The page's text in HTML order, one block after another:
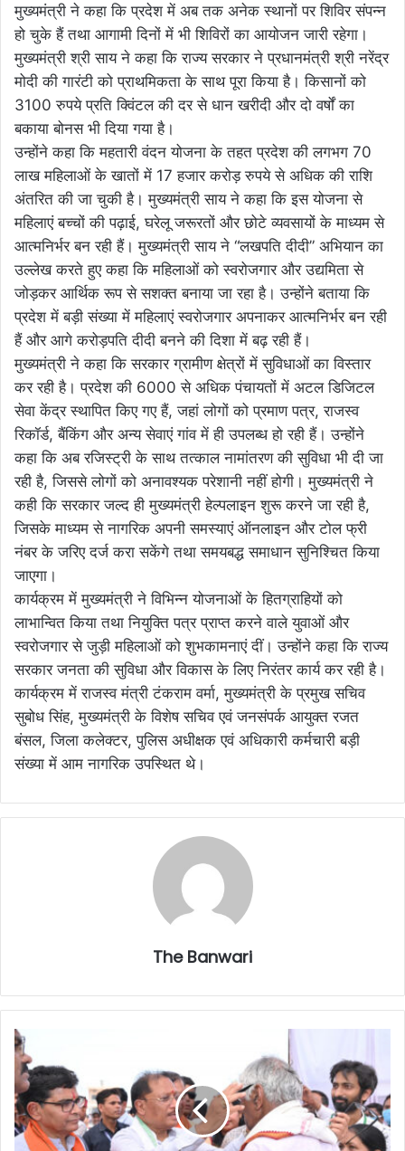
मुख्यमंत्री ने कहा कि प्रदेश में अब तक अनेक स्थानों पर शिविर संपन्न
हो चुके हैं तथा आगामी दिनों में भी शिविरों का आयोजन जारी रहेगा।
मुख्यमंत्री श्री साय ने कहा कि राज्य सरकार ने प्रधानमंत्री श्री नरेंद्र
मोदी की गारंटी को प्राथमिकता के साथ पूरा किया है। किसानों को
3100 रुपये प्रति क्विंटल की दर से धान खरीदी और दो वर्षों का
बकाया बोनस भी दिया गया है।
उन्होंने कहा कि महतारी वंदन योजना के तहत प्रदेश की लगभग 70
लाख महिलाओं के खातों में 17 हजार करोड़ रुपये से अधिक की राशि
अंतरित की जा चुकी है। मुख्यमंत्री साय ने कहा कि इस योजना से
महिलाएं बच्चों की पढ़ाई, घरेलू जरूरतों और छोटे व्यवसायों के माध्यम से
आत्मनिर्भर बन रही हैं। मुख्यमंत्री साय ने “लखपति दीदी” अभियान का
उल्लेख करते हुए कहा कि महिलाओं को स्वरोजगार और उद्यमिता से
जोड़कर आर्थिक रूप से सशक्त बनाया जा रहा है। उन्होंने बताया कि
प्रदेश में बड़ी संख्या में महिलाएं स्वरोजगार अपनाकर आत्मनिर्भर बन रही
हैं और आगे करोड़पति दीदी बनने की दिशा में बढ़ रही हैं।
मुख्यमंत्री ने कहा कि सरकार ग्रामीण क्षेत्रों में सुविधाओं का विस्तार
कर रही है। प्रदेश की 6000 से अधिक पंचायतों में अटल डिजिटल
सेवा केंद्र स्थापित किए गए हैं, जहां लोगों को प्रमाण पत्र, राजस्व
रिकॉर्ड, बैंकिंग और अन्य सेवाएं गांव में ही उपलब्ध हो रही हैं। उन्होंने
कहा कि अब रजिस्ट्री के साथ तत्काल नामांतरण की सुविधा भी दी जा
रही है, जिससे लोगों को अनावश्यक परेशानी नहीं होगी। मुख्यमंत्री ने
कही कि सरकार जल्द ही मुख्यमंत्री हेल्पलाइन शुरू करने जा रही है,
जिसके माध्यम से नागरिक अपनी समस्याएं ऑनलाइन और टोल फ्री
नंबर के जरिए दर्ज करा सकेंगे तथा समयबद्ध समाधान सुनिश्चित किया
जाएगा।
कार्यक्रम में मुख्यमंत्री ने विभिन्न योजनाओं के हितग्राहियों को
लाभान्वित किया तथा नियुक्ति पत्र प्राप्त करने वाले युवाओं और
स्वरोजगार से जुड़ी महिलाओं को शुभकामनाएं दीं। उन्होंने कहा कि राज्य
सरकार जनता की सुविधा और विकास के लिए निरंतर कार्य कर रही है।
कार्यक्रम में राजस्व मंत्री टंकराम वर्मा, मुख्यमंत्री के प्रमुख सचिव
सुबोध सिंह, मुख्यमंत्री के विशेष सचिव एवं जनसंपर्क आयुक्त रजत
बंसल, जिला कलेक्टर, पुलिस अधीक्षक एवं अधिकारी कर्मचारी बड़ी
संख्या में आम नागरिक उपस्थित थे।
The Banwari